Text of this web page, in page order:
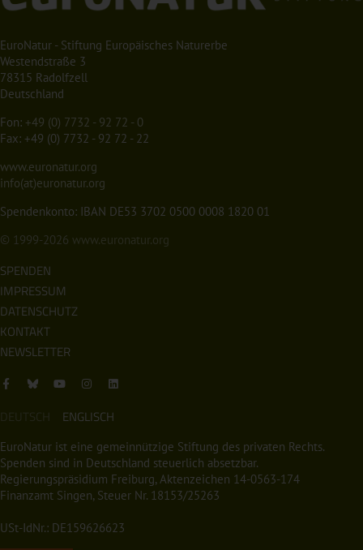
EuroNatur - Stiftung Europäisches Naturerbe
Westendstraße 3
78315 Radolfzell
Deutschland
Fon: +49 (0) 7732 - 92 72 - 0
Fax: +49 (0) 7732 - 92 72 - 22
www.euronatur.org
info(at)euronatur.org
Spendenkonto: IBAN DE53 3702 0500 0008 1820 01
© 1999-2026 www.euronatur.org
SPENDEN
IMPRESSUM
DATENSCHUTZ
KONTAKT
NEWSLETTER
DEUTSCH ENGLISCH
EuroNatur ist eine gemeinnützige Stiftung des privaten Rechts.
Spenden sind in Deutschland steuerlich absetzbar.
Regierungspräsidium Freiburg, Aktenzeichen 14-0563-174
Finanzamt Singen, Steuer Nr. 18153/25263
USt-IdNr.: DE159626623